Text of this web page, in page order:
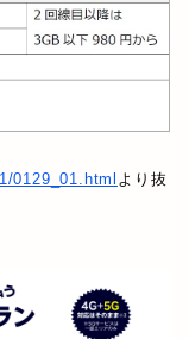
0129_01.html より抜